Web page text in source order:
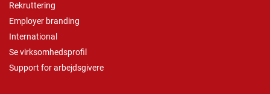
Rekruttering
Employer branding
International
Se virksomhedsprofil
Support for arbejdsgivere